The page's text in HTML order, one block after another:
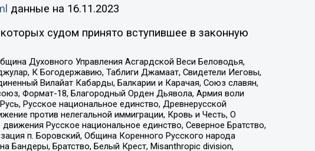
данные на 16.11.2023
судом принято вступившее в законную
Духовного Управления Асгардской Веси Беловодья,
К Богодержавию, Таблиги Джамаат, Свидетели Иеговы,
Вилайат Кабарды, Балкарии и Карачая, Союз славян,
Формат-18, Благородный Орден Дьявола, Армия воли
Русское национальное единство, Древнерусской
против нелегальной иммиграции, Кровь и Честь, О
Русское национальное единство, Северное Братство,
п. Боровский, Община Коренного Русского народа
Бандеры, Братство, Белый Крест, Misanthropic division,